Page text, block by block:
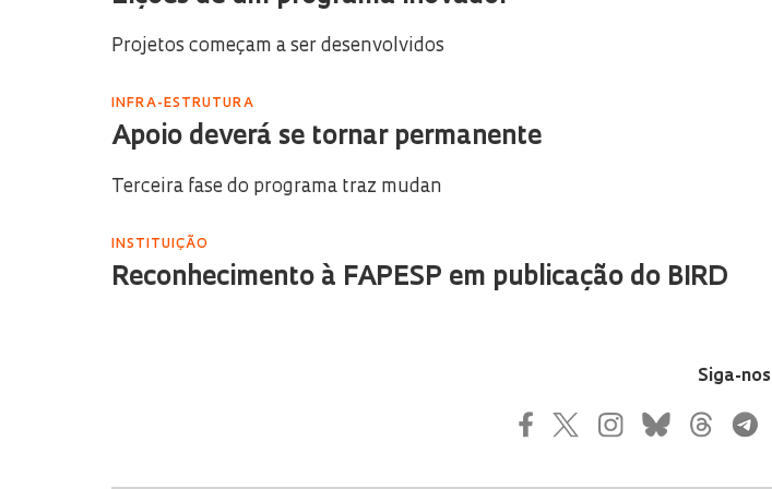
Projetos começam a ser desenvolvidos
INFRA-ESTRUTURA
Apoio deverá se tornar permanente
Terceira fase do programa traz mudan
INSTITUIÇÃO
Reconhecimento à FAPESP em publicação do BIRD
Siga-nos